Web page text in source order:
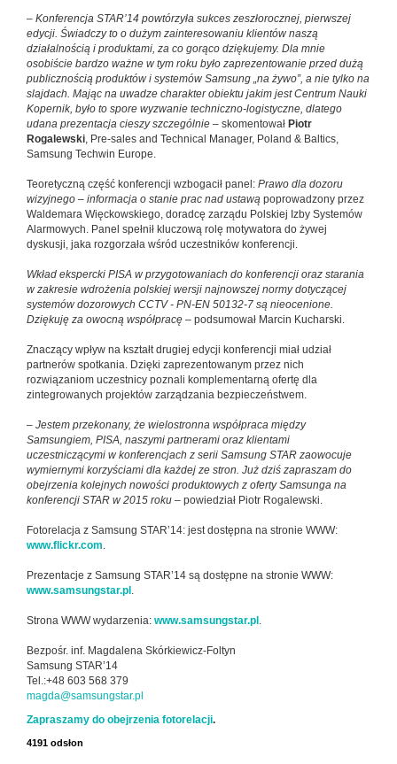
– Konferencja STAR’14 powtórzyła sukces zeszłorocznej, pierwszej
edycji. Świadczy to o dużym zainteresowaniu klientów naszą
działalnością i produktami, za co gorąco dziękujemy. Dla mnie
osobiście bardzo ważne w tym roku było zaprezentowanie przed dużą
publicznością produktów i systemów Samsung „na żywo”, a nie tylko na
slajdach. Mając na uwadze charakter obiektu jakim jest Centrum Nauki
Kopernik, było to spore wyzwanie techniczno-logistyczne, dlatego
udana prezentacja cieszy szczególnie – skomentował Piotr
Rogalewski, Pre-sales and Technical Manager, Poland & Baltics,
Samsung Techwin Europe.
Teoretyczną część konferencji wzbogacił panel: Prawo dla dozoru
wizyjnego – informacja o stanie prac nad ustawą poprowadzony przez
Waldemara Więckowskiego, doradcę zarządu Polskiej Izby Systemów
Alarmowych. Panel spełnił kluczową rolę motywatora do żywej
dyskusji, jaka rozgorzała wśród uczestników konferencji.
Wkład ekspercki PISA w przygotowaniach do konferencji oraz starania
w zakresie wdrożenia polskiej wersji najnowszej normy dotyczącej
systemów dozorowych CCTV - PN-EN 50132-7 są nieocenione.
Dziękuję za owocną współpracę – podsumował Marcin Kucharski.
Znaczący wpływ na kształt drugiej edycji konferencji miał udział
partnerów spotkania. Dzięki zaprezentowanym przez nich
rozwiązaniom uczestnicy poznali komplementarną ofertę dla
zintegrowanych projektów zarządzania bezpieczeństwem.
– Jestem przekonany, że wielostronna współpraca między
Samsungiem, PISA, naszymi partnerami oraz klientami
uczestniczącymi w konferencjach z serii Samsung STAR zaowocuje
wymiernymi korzyściami dla każdej ze stron. Już dziś zapraszam do
obejrzenia kolejnych nowości produktowych z oferty Samsunga na
konferencji STAR w 2015 roku – powiedział Piotr Rogalewski.
Fotorelacja z Samsung STAR’14: jest dostępna na stronie WWW:
www.flickr.com.
Prezentacje z Samsung STAR’14 są dostępne na stronie WWW:
www.samsungstar.pl .
Strona WWW wydarzenia: www.samsungstar.pl .
Bezpośr. inf. Magdalena Skórkiewicz-Foltyn
Samsung STAR’14
Tel.:+48 603 568 379
magda@samsungstar.pl
Zapraszamy do obejrzenia fotorelacji.
4191 odsłon